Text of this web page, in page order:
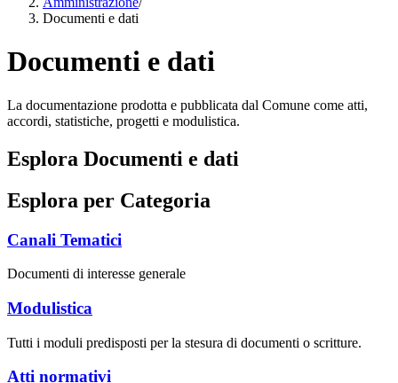
Documenti e dati
Documenti e dati
La documentazione prodotta e pubblicata dal Comune come atti,
accordi, statistiche, progetti e modulistica.
Esplora Documenti e dati
Esplora per Categoria
Canali Tematici
Documenti di interesse generale
Modulistica
Tutti i moduli predisposti per la stesura di documenti o scritture.
Atti normativi